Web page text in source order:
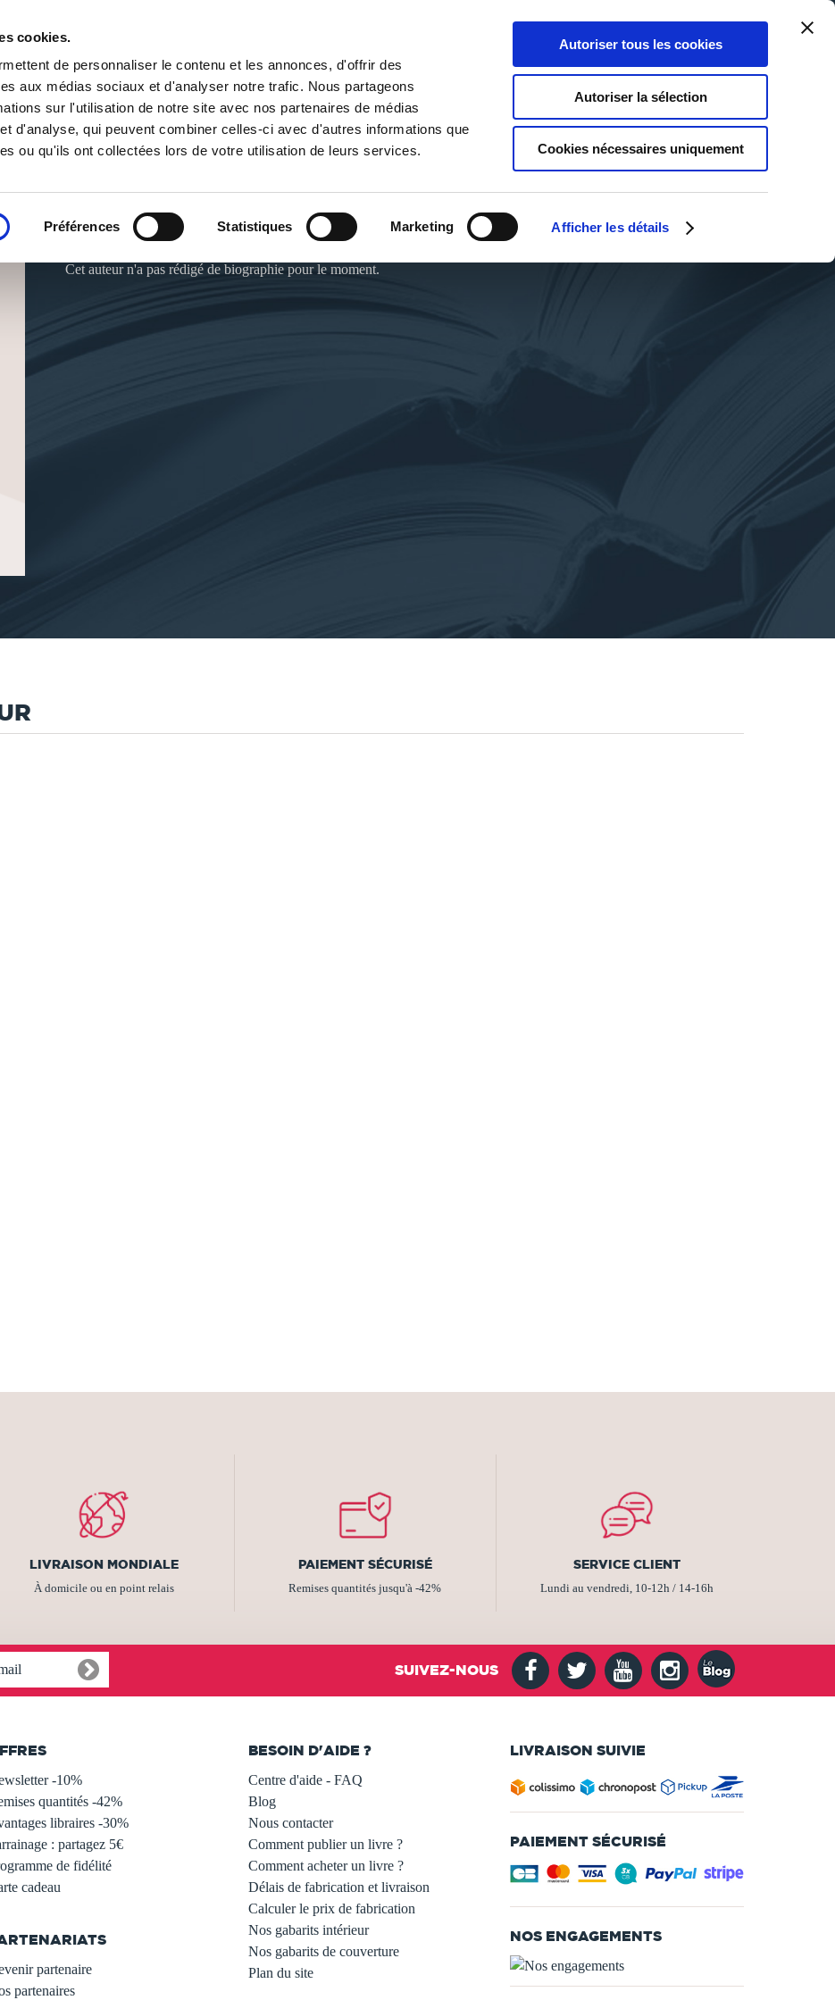
cookies.
de personnaliser le contenu et les annonces, d'offrir des
aux médias sociaux et d'analyser notre trafic. Nous partageons
sur l'utilisation de notre site avec nos partenaires de médias
d'analyse, qui peuvent combiner celles-ci avec d'autres informations que
ou qu'ils ont collectées lors de votre utilisation de leurs services.
Préférences Statistiques Marketing Afficher les détails
Autoriser tous les cookies
Autoriser la sélection
Cookies nécessaires uniquement
0
Panier
0
Ma liste
Connexion
PUBLIER UN LIVRE LIBRAIRIE
LYDIE LE GLÉHUIR
Cet auteur n'a pas rédigé de biographie pour le moment.
LIVRAISON MONDIALE
À domicile ou en point relais
PAIEMENT SÉCURISÉ
Remises quantités jusqu'à -42%
SERVICE CLIENT
Lundi au vendredi, 10-12h / 14-16h
SUIVEZ-NOUS
-10%
quantités -42%
libraires -30%
: partagez 5€
de fidélité
cadeau
partenaire
partenaires
BESOIN D'AIDE ?
Centre d'aide - FAQ
Blog
Nous contacter
Comment publier un livre ?
Comment acheter un livre ?
Délais de fabrication et livraison
Calculer le prix de fabrication
Nos gabarits intérieur
Nos gabarits de couverture
Plan du site
LIVRAISON SUIVIE
PAIEMENT SÉCURISÉ
NOS ENGAGEMENTS